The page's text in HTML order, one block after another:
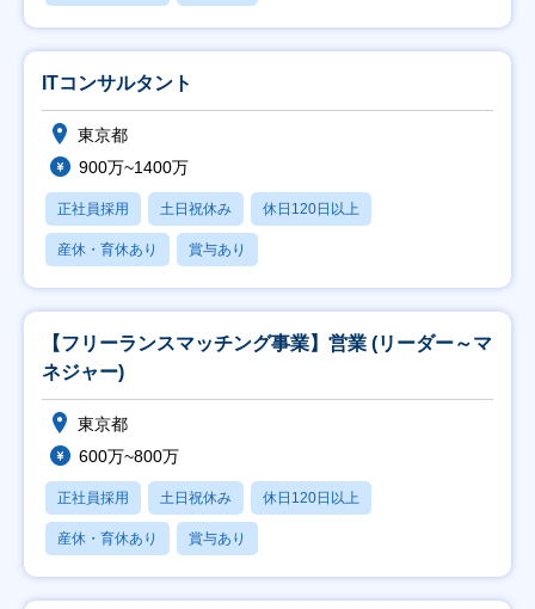
ITコンサルタント
東京都
900万~1400万
正社員採用 土日祝休み 休日120日以上
産休・育休あり 賞与あり
【フリーランスマッチング事業】営業 (リーダー～マ
ネジャー)
東京都
600万~800万
正社員採用 土日祝休み 休日120日以上
産休・育休あり 賞与あり